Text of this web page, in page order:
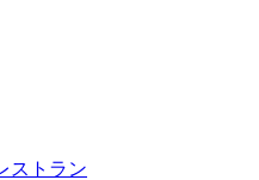
ストラン